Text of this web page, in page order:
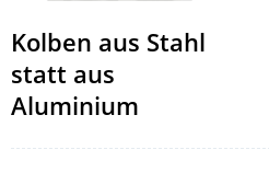
Kolben aus Stahl
statt aus
Aluminium